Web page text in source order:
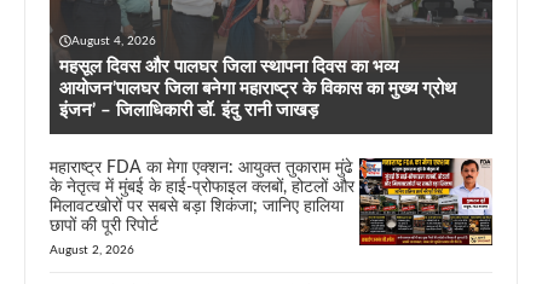
August 4, 2026
महसूल दिवस और पालघर जिला स्थापना दिवस का भव्य
आयोजन’पालघर जिला बनेगा महाराष्ट्र के विकास का मुख्य ग्रोथ
इंजन’ – जिलाधिकारी डॉ. इंदु रानी जाखड़
महाराष्ट्र FDA का मेगा एक्शन: आयुक्त तुकाराम मुंढे
के नेतृत्व में मुंबई के हाई-प्रोफाइल क्लबों, होटलों और
मिलावटखोरों पर सबसे बड़ा शिकंजा; जानिए हालिया
छापों की पूरी रिपोर्ट
August 2, 2026